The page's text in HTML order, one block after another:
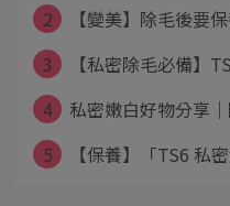
2
【變美】除毛後要
3
【私密除毛必備】
4
私密嫩白好物分享
5
【保養】「TS6 私